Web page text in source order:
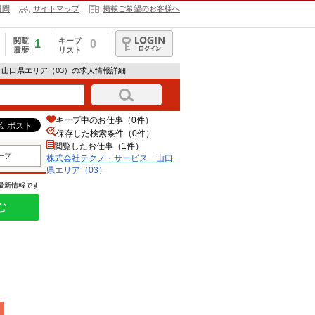
問 サイトマップ 掲載ご希望のお客様へ
閲覧
履歴
1
キープ
リスト
0
ログイン
口県エリア（03）の求人情報詳細
プ
新情報です
キープ中のお仕事（0件）
保存した検索条件（0件）
閲覧したお仕事（1件）
株式会社テクノ・サービス 山口
県エリア（03）